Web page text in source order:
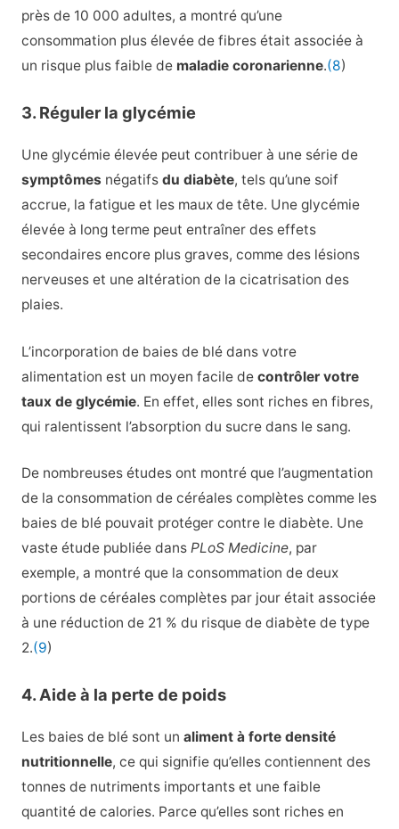
près de 10 000 adultes, a montré qu’une
consommation plus élevée de fibres était associée à
un risque plus faible de maladie coronarienne.(8)
3. Réguler la glycémie
Une glycémie élevée peut contribuer à une série de
symptômes négatifs du diabète, tels qu’une soif
accrue, la fatigue et les maux de tête. Une glycémie
élevée à long terme peut entraîner des effets
secondaires encore plus graves, comme des lésions
nerveuses et une altération de la cicatrisation des
plaies.
L’incorporation de baies de blé dans votre
alimentation est un moyen facile de contrôler votre
taux de glycémie. En effet, elles sont riches en fibres,
qui ralentissent l’absorption du sucre dans le sang.
De nombreuses études ont montré que l’augmentation
de la consommation de céréales complètes comme les
baies de blé pouvait protéger contre le diabète. Une
vaste étude publiée dans PLoS Medicine, par
exemple, a montré que la consommation de deux
portions de céréales complètes par jour était associée
à une réduction de 21 % du risque de diabète de type
2.(9)
4. Aide à la perte de poids
Les baies de blé sont un aliment à forte densité
nutritionnelle, ce qui signifie qu’elles contiennent des
tonnes de nutriments importants et une faible
quantité de calories. Parce qu’elles sont riches en